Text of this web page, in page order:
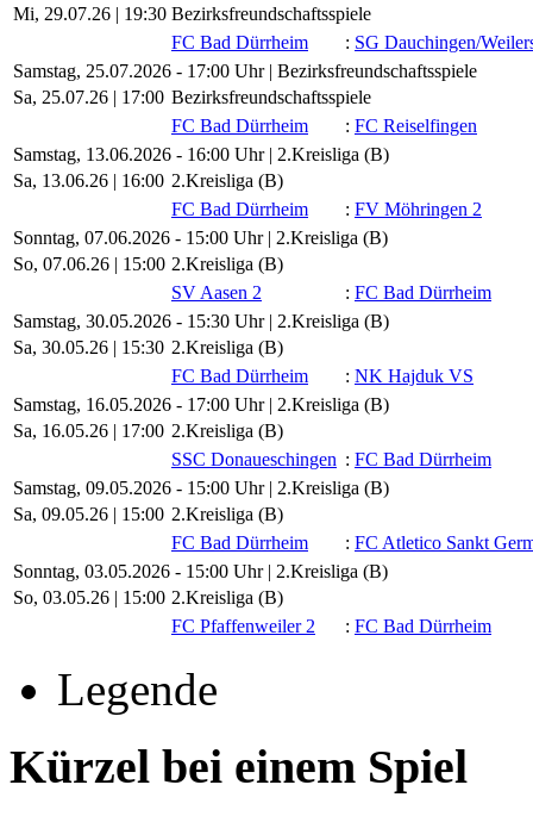
Mi, 29.07.26 | 19:30 Bezirksfreundschaftsspiele
FC Bad Dürrheim
: SG Dauchingen/​
Samstag, 25.07.2026 - 17:00 Uhr | Bezirksfreundschaftsspiele
Sa, 25.07.26 | 17:00 Bezirksfreundschaftsspiele
FC Bad Dürrheim
: FC Reiselfingen
Samstag, 13.06.2026 - 16:00 Uhr | 2.Kreisliga (B)
Sa, 13.06.26 | 16:00 2.Kreisliga (B)
FC Bad Dürrheim
: FV Möhringen 2
Sonntag, 07.06.2026 - 15:00 Uhr | 2.Kreisliga (B)
So, 07.06.26 | 15:00 2.Kreisliga (B)
SV Aasen 2
: FC Bad Dürrheim
Samstag, 30.05.2026 - 15:30 Uhr | 2.Kreisliga (B)
Sa, 30.05.26 | 15:30 2.Kreisliga (B)
FC Bad Dürrheim
: NK Hajduk VS
Samstag, 16.05.2026 - 17:00 Uhr | 2.Kreisliga (B)
Sa, 16.05.26 | 17:00 2.Kreisliga (B)
SSC Donaueschingen : FC Bad Dürrheim
Samstag, 09.05.2026 - 15:00 Uhr | 2.Kreisliga (B)
Sa, 09.05.26 | 15:00 2.Kreisliga (B)
FC Bad Dürrheim
: FC Atletico Sankt
Sonntag, 03.05.2026 - 15:00 Uhr | 2.Kreisliga (B)
So, 03.05.26 | 15:00 2.Kreisliga (B)
FC Pfaffenweiler 2
: FC Bad Dürrheim
Legende
Kürzel bei einem Spiel